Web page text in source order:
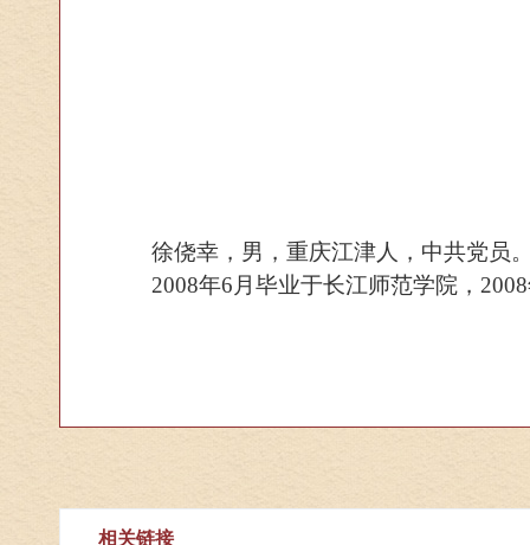
徐侥幸，男，重庆江津人，中共党员
2008年6月毕业于长江师范学院，
相关链接